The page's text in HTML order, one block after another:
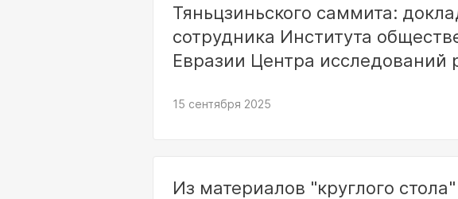
Тяньцзиньского саммита:
сотрудника Института
Евразии Центра исследований
15 сентября 2025
Из материалов "круглого